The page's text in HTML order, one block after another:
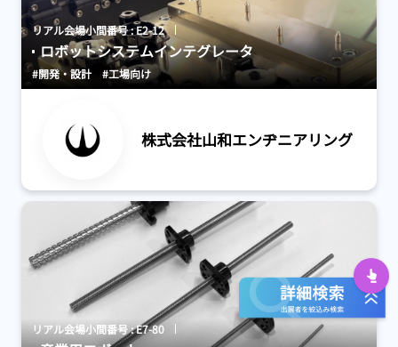
リアル会場小間番号 : E2-12
ロボットシステムインテグレータ
#開発・設計 #工場向け
株式会社山和エンヂニアリング
リアル会場小間番号 : E7-80